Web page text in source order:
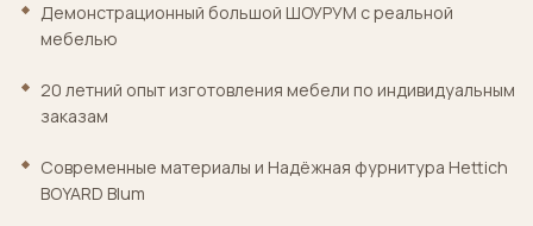
Для
офиса
Лофт
металл
Кровати
матрасы
Демонстрационный большой ШОУРУМ с реальной
мебелью
20 летний опыт изготовления мебели по индивидуальным
заказам
Cовременные материалы и Надёжная фурнитура Hettich
BOYARD Blum